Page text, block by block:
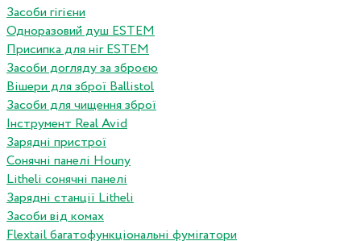
Засоби гігієни
Одноразовий душ ESTEM
Присипка для ніг ESTEM
Засоби догляду за зброєю
Вішери для зброї Ballistol
Засоби для чищення зброї
Інструмент Real Avid
Зарядні пристрої
Сонячні панелі Houny
Litheli сонячні панелі
Зарядні станції Litheli
Засоби від комах
Flextail багатофункціональні фумігатори